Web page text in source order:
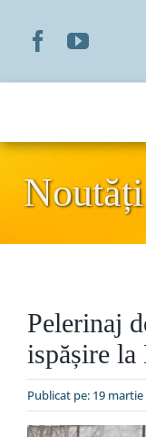
Organizare
Liturgic
Special
Noutăți
Pelerinaj
ispășire la
Publicat pe: 19 martie